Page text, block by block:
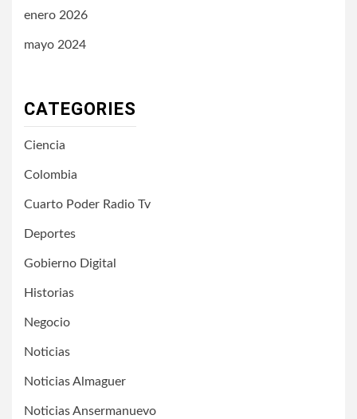
enero 2026
mayo 2024
CATEGORIES
Ciencia
Colombia
Cuarto Poder Radio Tv
Deportes
Gobierno Digital
Historias
Negocio
Noticias
Noticias Almaguer
Noticias Ansermanuevo